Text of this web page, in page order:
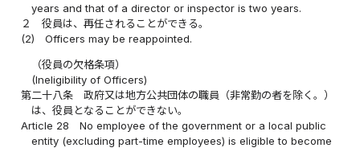
years and that of a director or inspector is two years.
２
役員は、再任されることができる。
(2)
Officers may be reappointed.
（役員の欠格条項）
(Ineligibility of Officers)
第二十八条
政府又は地方公共団体の職員（非常勤の者を除く。）
は、役員となることができない。
Article 28
No employee of the government or a local public
entity (excluding part-time employees) is eligible to become